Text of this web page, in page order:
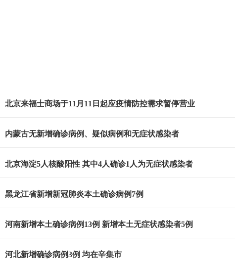
北京来福士商场于11月11日起应疫情防控需求暂停营业
内蒙古无新增确诊病例、疑似病例和无症状感染者
北京海淀5人核酸阳性 其中4人确诊1人为无症状感染者
黑龙江省新增新冠肺炎本土确诊病例7例
河南新增本土确诊病例13例 新增本土无症状感染者5例
河北新增确诊病例3例 均在辛集市